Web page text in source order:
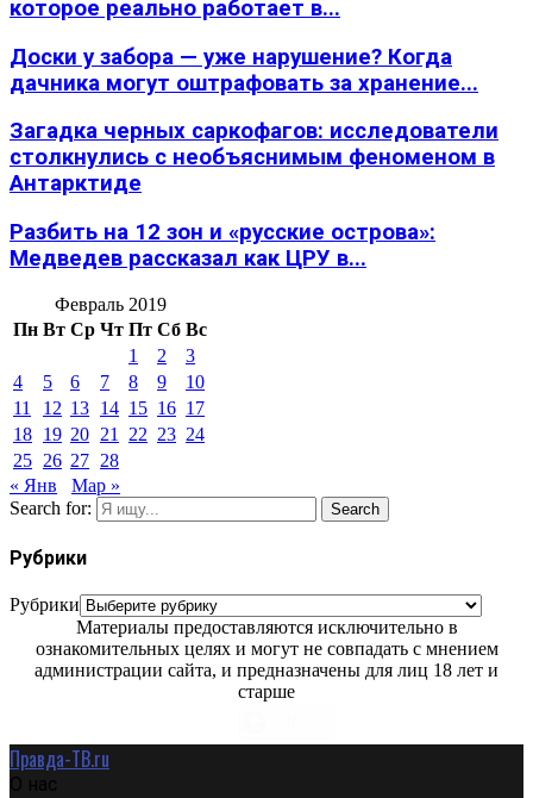
которое реально работает в...
Доски у забора — уже нарушение? Когда
дачника могут оштрафовать за хранение...
Загадка черных саркофагов: исследователи
столкнулись с необъяснимым феноменом в
Антарктиде
Разбить на 12 зон и «русские острова»:
Медведев рассказал как ЦРУ в...
Февраль 2019
Пн Вт Ср Чт Пт Сб Вс
1
2
3
4
5 6 7 8 9
10
11
12 13 14 15 16 17
18 19 20 21 22 23 24
25 26 27 28
« Янв
Мар »
Search for:
Search
Рубрики
Рубрики
Материалы предоставляются исключительно в
ознакомительных целях и могут не совпадать с мнением
администрации сайта, и предназначены для лиц 18 лет и
старше
Правда-ТВ.ru
О нас